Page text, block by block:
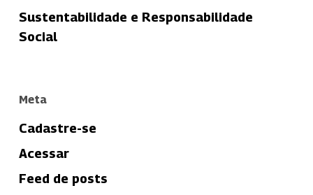
Sustentabilidade e Responsabilidade
Social
Meta
Cadastre-se
Acessar
Feed de posts